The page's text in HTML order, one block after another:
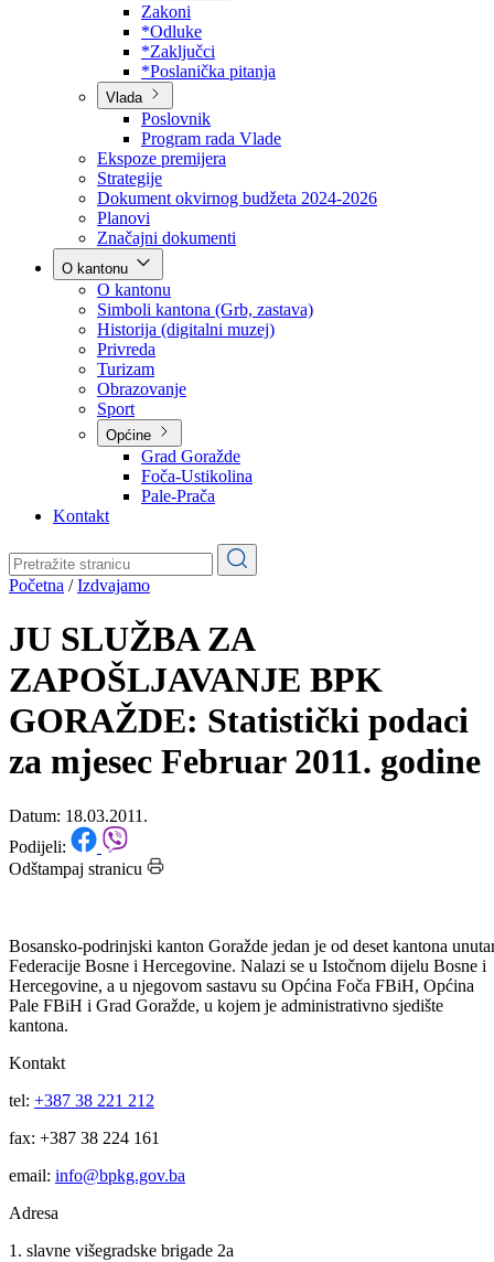
Poslovnik
Program rada Skupštine
Budžet 2026
Zakoni
*Odluke
*Zaključci
*Poslanička pitanja
Vlada
Poslovnik
Program rada Vlade
Ekspoze premijera
Strategije
Dokument okvirnog budžeta 2024-2026
Planovi
Značajni dokumenti
O kantonu
O kantonu
Simboli kantona (Grb, zastava)
Historija (digitalni muzej)
Privreda
Turizam
Obrazovanje
Općine
Pale-Prača
Kontakt
Početna/Izdvajamo
JU SLUŽBA ZA
ZAPOŠLJAVANJE BPK
GORAŽDE: Statistički podaci
za mjesec Februar 2011. godine
Datum: 18.03.2011.